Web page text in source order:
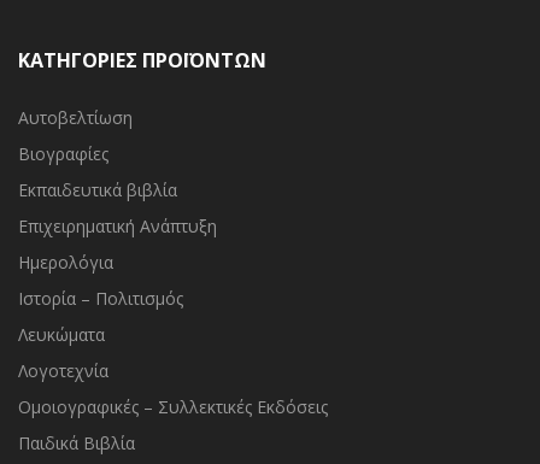
ΚΑΤΗΓΟΡΙΕΣ ΠΡΟΪΟΝΤΩΝ
Αυτοβελτίωση
Βιογραφίες
Εκπαιδευτικά βιβλία
Επιχειρηματική Ανάπτυξη
Ημερολόγια
Ιστορία – Πολιτισμός
Λευκώματα
Λογοτεχνία
Ομοιογραφικές – Συλλεκτικές Εκδόσεις
Παιδικά Βιβλία